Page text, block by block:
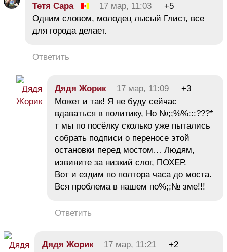
Тетя Сара 17 мар, 11:03
+5
Одним словом, молодец лысый Глист, все
для города делает.
Ответить
Дядя Жорик 17 мар, 11:09
+3
Может и так! Я не буду сейчас
вдаваться в политику, Но №;;%%:::???*
т мы по посёлку сколько уже пытались
собрать подписи о переносе этой
остановки перед мостом… Людям,
извините за низкий слог, ПОХЕР.
Вот и ездим по полтора часа до моста.
Вся проблема в нашем по%;;№ зме!!!
Ответить
Дядя Жорик 17 мар, 11:21 +2